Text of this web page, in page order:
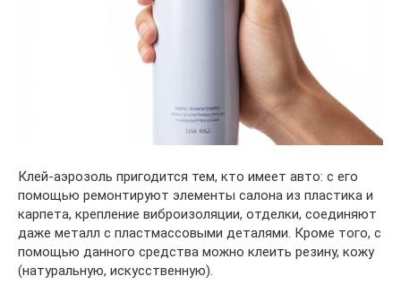
Клей-аэрозоль пригодится тем, кто имеет авто: с его
помощью ремонтируют элементы салона из пластика и
карпета, крепление виброизоляции, отделки, соединяют
даже металл с пластмассовыми деталями. Кроме того, с
помощью данного средства можно клеить резину, кожу
(натуральную, искусственную).